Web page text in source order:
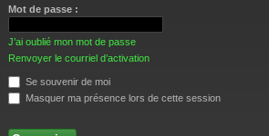
Mot de passe :
J’ai oublié mon mot de passe
Renvoyer le courriel d’activation
Se souvenir de moi
Masquer ma présence lors de cette session